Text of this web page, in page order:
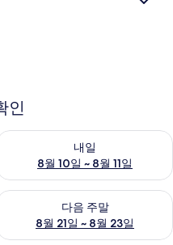
인
~ 8월 10일
내일
8월 10일 ~ 8월 11일
일 예약 가능 여부 확인, 8월
일 ~ 8월 16일
다음 주말
8월 21일 ~ 8월 23일
음 주말 예약 가능 여부 확인